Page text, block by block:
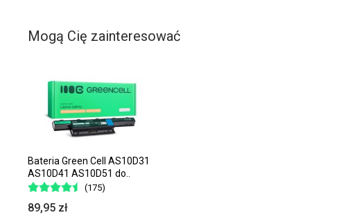
Mogą Cię zainteresować
Bateria Green Cell AS10D31
AS10D41 AS10D51 do..
(175)
89,95 zł